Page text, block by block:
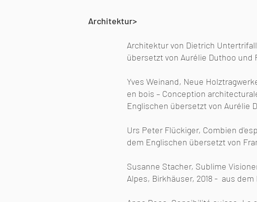
Architektur>
Architektur von Dietrich
übersetzt von Aurélie Duthoo
Yves Weinand, Neue
en bois – Conception
Englischen übersetzt von Aurélie
Urs Peter Flückiger, Combien
dem Englischen übersetzt von
Susanne Stacher, Sublime
Alpes, Birkhäuser, 2018 - aus dem